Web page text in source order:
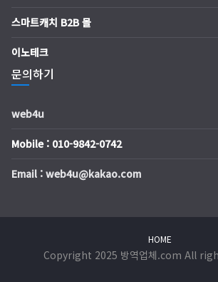
스마트캐치 B2B 몰
이노테크
문의하기
web4u
Mobile : 010-9842-0742
Email : web4u@kakao.com
HOME
Copyright 2025 방역업체.com All